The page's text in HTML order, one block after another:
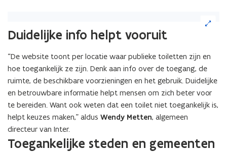
de
voor
een
vergrote
weergave)
n
e
u
w
v
e
n
s
Duidelijke info helpt vooruit
“De website toont per locatie waar publieke toiletten zijn en
hoe toegankelijk ze zijn. Denk aan info over de toegang, de
ruimte, de beschikbare voorzieningen en het gebruik. Duidelijke
en betrouwbare informatie helpt mensen om zich beter voor
te bereiden. Want ook weten dat een toilet niet toegankelijk is,
helpt keuzes maken,” aldus Wendy Metten, algemeen
directeur van Inter.
Toegankelijke steden en gemeenten